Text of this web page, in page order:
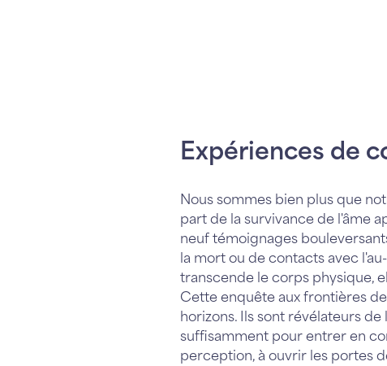
Expériences de
Nous sommes bien plus que
part de la survivance de l'âme
neuf témoignages
la mort ou de contacts avec
transcende le corps physique,
Cette enquête aux frontières
horizons. Ils sont révélateurs
suffisamment pour entrer en
perception, à ouvrir les portes